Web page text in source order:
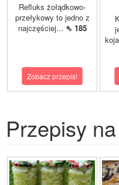
Refluks żołądkowo-
przełykowy to jedno z
najczęściej... ⇖ 185
Zobacz przepis!
Przepisy